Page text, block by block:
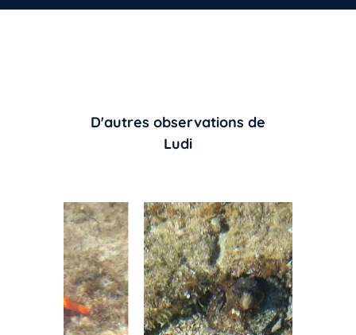
D'autres observations de
Ludi